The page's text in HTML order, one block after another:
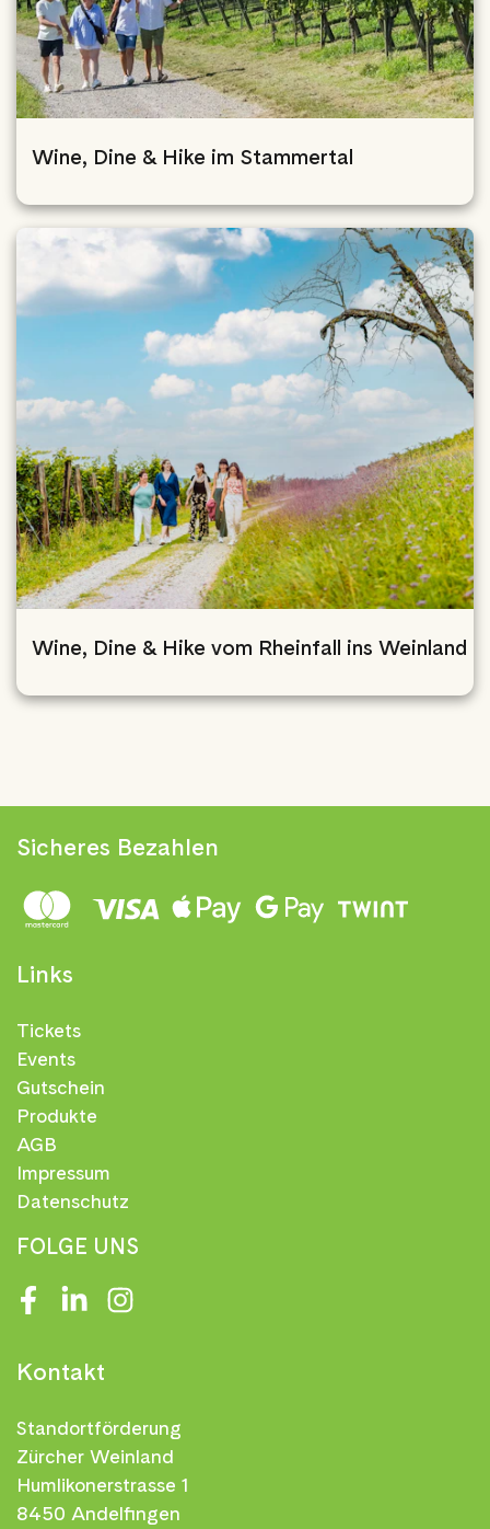
Wine, Dine & Hike im Stammertal
Wine, Dine & Hike vom Rheinfall ins Weinland
Sicheres Bezahlen
Links
Tickets
Events
Gutschein
Produkte
AGB
Impressum
Datenschutz
FOLGE UNS
Facebook
LinkedInInstagram
Kontakt
Standortförderung
Zürcher Weinland
Humlikonerstrasse 1
8450 Andelfingen